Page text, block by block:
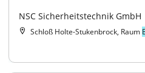
NSC Sicherheitstechnik GmbH
Schloß Holte-Stukenbrock, Raum